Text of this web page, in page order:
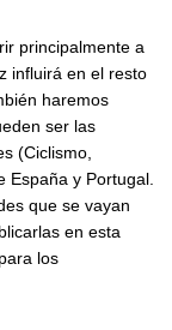
principalmente a
influirá en el resto
haremos
ser las
(Ciclismo,
España y Portugal.
que se vayan
en esta
los